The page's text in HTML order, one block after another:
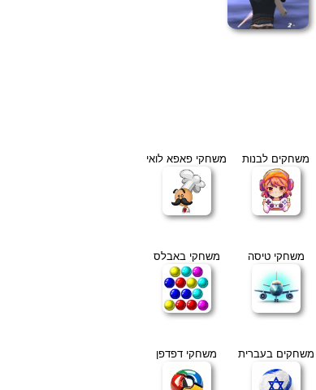
משחקים לבנות משחקי פאפא לואי
משחקי טיסה משחקי באבלס
משחקים בעברית משחקי דפדפן